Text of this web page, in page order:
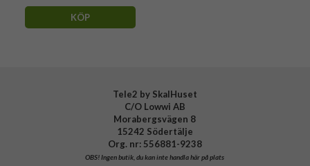
KÖP
Tele2 by SkalHuset
C/O Lowwi AB
Morabergsvägen 8
15242 Södertälje
Org. nr: 556881-9238
OBS!Ingen butik, du kan inte handla här på plats